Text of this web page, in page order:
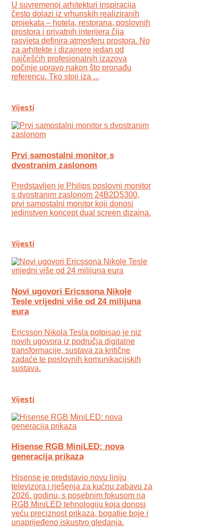
U suvremenoj arhitekturi inspiracija
često dolazi iz vrhunskih realiziranih
projekata – hotela, restorana, poslovnih
prostora i privatnih interijera čija
rasvjeta definira atmosferu prostora. No
za arhitekte i dizajnere jedan od
najčešćih profesionalnih izazova
počinje upravo nakon što pronađu
referencu. Tko stoji iza ...
Vijesti
Prvi samostalni monitor s
dvostranim zaslonom
Predstavljen je Philips poslovni monitor
s dvostranim zaslonom 24B2D5300,
prvi samostalni monitor koji donosi
jedinstven koncept dual screen dizajna.
Vijesti
Novi ugovori Ericssona Nikole
Tesle vrijedni više od 24 milijuna
eura
Ericsson Nikola Tesla potpisao je niz
novih ugovora iz područja digitalne
transformacije, sustava za kritične
zadaće te poslovnih komunikacijskih
sustava.
Vijesti
Hisense RGB MiniLED: nova
generacija prikaza
Hisense je predstavio novu liniju
televizora i rješenja za kućnu zabavu za
2026. godinu, s posebnim fokusom na
RGB MiniLED tehnologiju koja donosi
veću preciznost prikaza, bogatije boje i
unaprijeđeno iskustvo gledanja.